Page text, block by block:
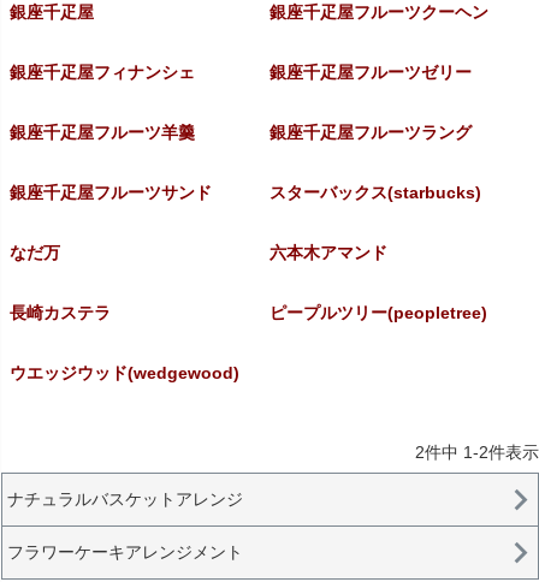
銀座千疋屋 銀座千疋屋フルーツクーヘン
銀座千疋屋フィナンシェ 銀座千疋屋フルーツゼリー
銀座千疋屋フルーツ羊羹 銀座千疋屋フルーツラング
銀座千疋屋フルーツサンド スターバックス(starbucks)
なだ万 六本木アマンド
長崎カステラ ピープルツリー(peopletree)
ウエッジウッド(wedgewood)
2件中 1-2件表示
ナチュラルバスケットアレンジ
フラワーケーキアレンジメント